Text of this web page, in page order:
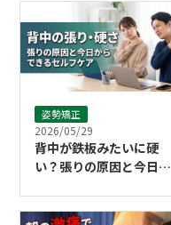
姿勢矯正
2026/05/29
背中が鉄板みたいに硬
い？張りの原因と今日か